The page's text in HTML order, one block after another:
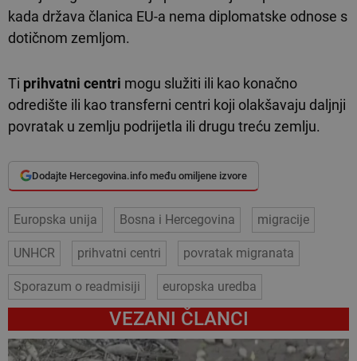
kada država članica EU-a nema diplomatske odnose s
dotičnom zemljom.
Ti prihvatni centri mogu služiti ili kao konačno
odredište ili kao transferni centri koji olakšavaju daljnji
povratak u zemlju podrijetla ili drugu treću zemlju.
Dodajte Hercegovina.info među omiljene izvore
Europska unija Bosna i Hercegovina migracije
UNHCR prihvatni centri povratak migranata
Sporazum o readmisiji europska uredba
VEZANI ČLANCI